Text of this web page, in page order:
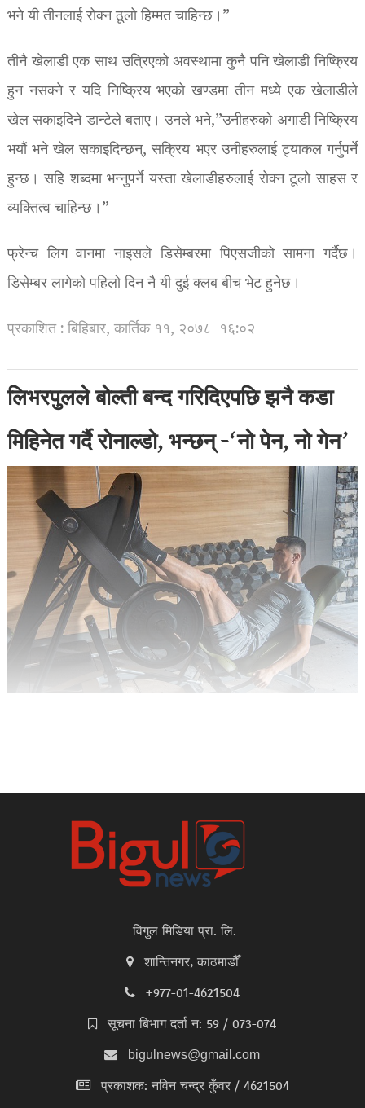
भने यी तीनलाई रोक्न ठूलो हिम्मत चाहिन्छ।”
तीनै खेलाडी एक साथ उत्रिएको अवस्थामा कुनै पनि खेलाडी निष्क्रिय
हुन नसक्ने र यदि निष्क्रिय भएको खण्डमा तीन मध्ये एक खेलाडीले
खेल सकाइदिने डान्टेले बताए। उनले भने,”उनीहरुको अगाडी निष्क्रिय
भयौं भने खेल सकाइदिन्छन्, सक्रिय भएर उनीहरुलाई ट्याकल गर्नुपर्ने
हुन्छ। सहि शब्दमा भन्नुपर्ने यस्ता खेलाडीहरुलाई रोक्न टूलो साहस र
व्यक्तित्व चाहिन्छ।”
फ्रेन्च लिग वानमा नाइसले डिसेम्बरमा पिएसजीको सामना गर्दैछ।
डिसेम्बर लागेको पहिलो दिन नै यी दुई क्लब बीच भेट हुनेछ।
प्रकाशित : बिहिबार, कार्तिक ११, २०७८ १६:०२
लिभरपुलले बोल्ती बन्द गरिदिएपछि झनै कडा
मिहिनेत गर्दै रोनाल्डो, भन्छन् -‘नो पेन, नो गेन’
विगुल मिडिया प्रा. लि.
शान्तिनगर, काठमाडौँ
+977-01-4621504
सूचना बिभाग दर्ता न: 59 / 073-074
bigulnews@gmail.com
प्रकाशक: नविन चन्द्र कुँवर / 4621504